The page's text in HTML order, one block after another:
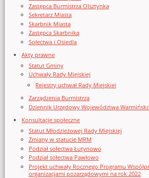
Zastępca Burmistrza Olsztynka
Sekretarz Miasta
Skarbnik Miasta
Zastępca Skarbnika
Sołectwa i Osiedla
Akty prawne
Statut Gminy
Uchwały Rady Miejskiej
Rejestry uchwał Rady Miejskiej
Zarządzenia Burmistrza
Dziennik Urzędowy Województwa
Konsultacje społeczne
Statut Młodzieżowej Rady Miejskiej
Zmiany w statucie MRM
Podział sołectwa Łutynowo
Podział sołectwa Pawłowo
Projekt uchwały Rocznego Programu
organizacjami pozarządowymi na rok 2022